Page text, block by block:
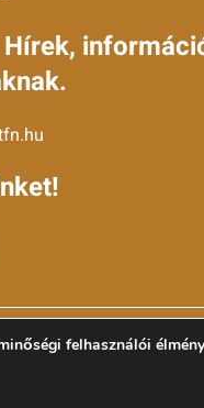
© 2024 jokor.hu. Minden
felhasználói